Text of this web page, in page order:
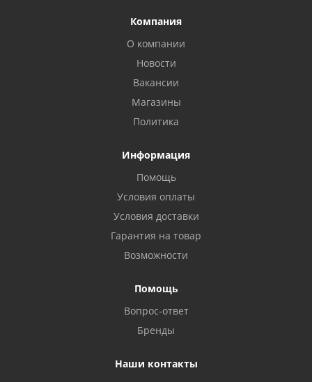
Компания
О компании
Новости
Вакансии
Магазины
Политика
Информация
Помощь
Условия оплаты
Условия доставки
Гарантия на товар
Возможности
Помощь
Вопрос-ответ
Бренды
Наши контакты